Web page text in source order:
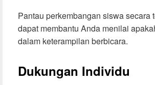
Pantau perkembangan siswa secara
dapat membantu Anda menilai
dalam keterampilan berbicara.
Dukungan Individu